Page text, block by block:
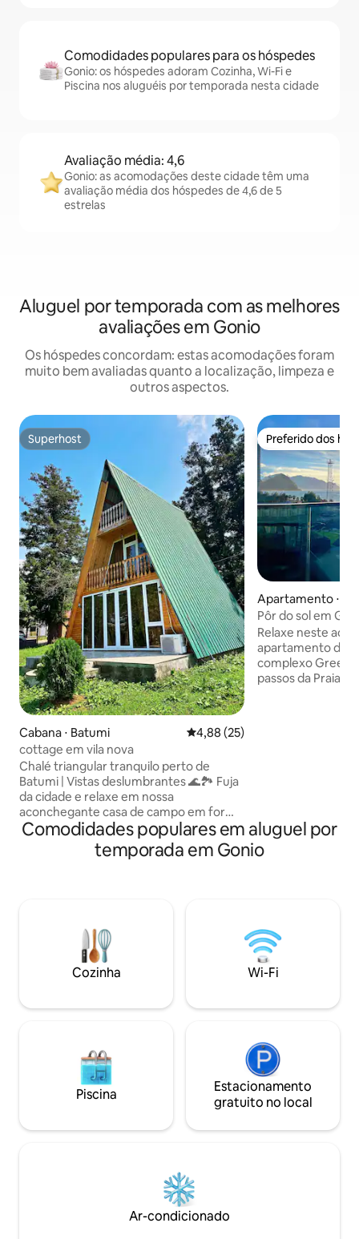
Comodidades populares para os hóspedes
Gonio: os hóspedes adoram Cozinha, Wi-Fi e
Piscina nos aluguéis por temporada nesta cidade
Avaliação média: 4,6
Gonio: as acomodações deste cidade têm uma
avaliação média dos hóspedes de 4,6 de 5
estrelas
Aluguel por temporada com as melhores
avaliações em Gonio
Os hóspedes concordam: estas acomodações foram
muito bem avaliadas quanto a localização, limpeza e
outros aspectos.
Superhost
Superhost
Cabana ⋅ Batumi 4,88 de uma avaliação média
4,88 (25)
cottage em vila nova
Chalé triangular tranquilo perto de
Batumi | Vistas deslumbrantes 🌊🏞️ Fuja
da cidade e relaxe em nossa
aconchegante casa de campo em forma
de A a apenas 12 km de Batumi,
localizada na aldeia de Akhalsofeli, perto
de Gonio-Sarpi Perfeito para famílias ou
cabelo, utensílios de cozinha • Grande
quintal privativo com redes, balanços e
uma aconchegante área de estar
coberta para assistir ao pôr do sol no
perto de Batumi 💫
Preferido dos
Preferido dos
Apartamento ⋅
Pôr do sol em
mar | Piscina
Relaxe neste
apartamento de
complexo
passos da Praia
no spa. Saboreie
restaurante no
serviços de
Comodidades populares em aluguel por
temporada em Gonio
Cozinha Wi-Fi
Piscina
Estacionamento
gratuito no local
Ar-condicionado